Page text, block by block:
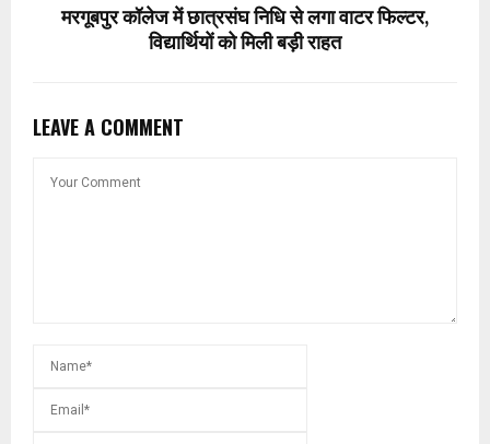
मरगूबपुर कॉलेज में छात्रसंघ निधि से लगा वाटर फिल्टर,
विद्यार्थियों को मिली बड़ी राहत
LEAVE A COMMENT